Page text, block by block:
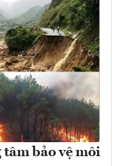
bảo vệ môi